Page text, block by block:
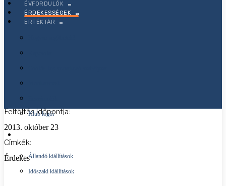
Küldetésünk és tevékenységünk
Klubtagok
Klub logói
Állandó kiállítások
Időszaki kiállítások
ÉVFORDULÓK
ÉRDEKESSÉGEK
ÉRTÉKTÁR
Szentgotthárd bemutatkozó kisfilmje
Szentgotthárd bemutatkozó kisfilmje
Feltöltés időpontja:
2013. október 23
Címkék:
Érdekes